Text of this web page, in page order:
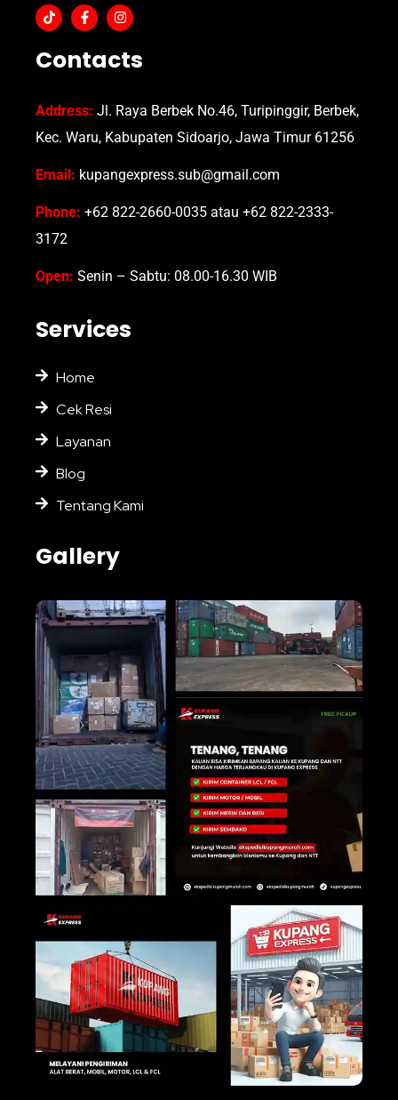
Contacts
Address: Jl. Raya Berbek No.46, Turipinggir, Berbek,
Kec. Waru, Kabupaten Sidoarjo, Jawa Timur 61256
Email: kupangexpress.sub@gmail.com
Phone: +62 822-2660-0035 atau +62 822-2333-
3172
Open: Senin – Sabtu: 08.00-16.30 WIB
Services
Home
Cek Resi
Layanan
Blog
Tentang Kami
Gallery